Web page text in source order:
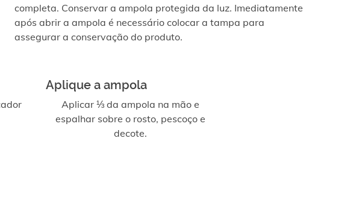
completa. Conservar a ampola protegida da luz. Imediatamente
após abrir a ampola é necessário colocar a tampa para
assegurar a conservação do produto.
Aplique a ampola
Aplicar ⅓ da ampola na mão e
espalhar sobre o rosto, pescoço e
decote.